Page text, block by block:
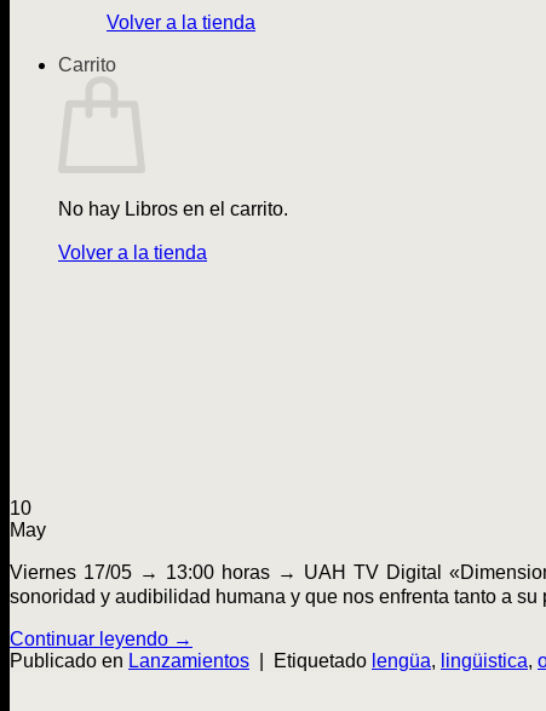
Volver a la tienda
Carrito
No hay Libros en el carrito.
Volver a la tienda
10
May
Viernes 17/05 → 13:00 horas → UAH TV Digital
sonoridad y audibilidad humana y que nos enfrenta tanto a
Continuar leyendo →
Publicado en Lanzamientos Etiquetado lengüa, lingüistica,